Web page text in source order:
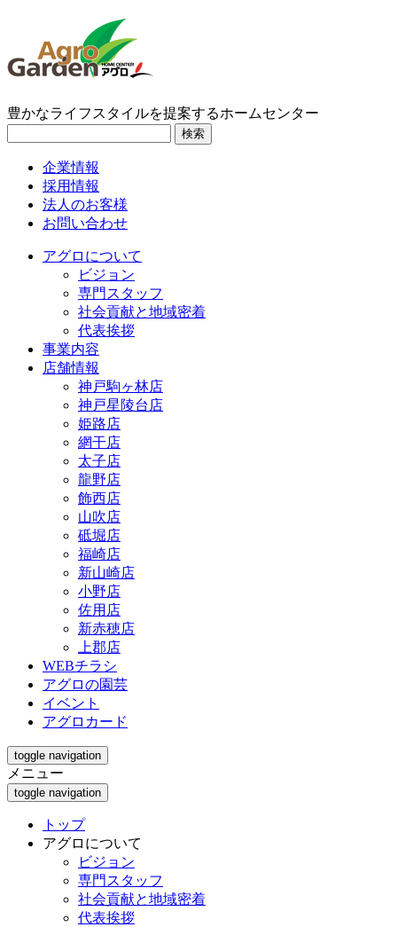
豊かなライフスタイルを提案するホームセンター
検索
企業情報
採用情報
法人のお客様
お問い合わせ
アグロについて
ビジョン
専門スタッフ
社会貢献と地域密着
代表挨拶
事業内容
店舗情報
神戸駒ヶ林店
神戸星陵台店
姫路店
網干店
太子店
龍野店
飾西店
山吹店
砥堀店
福崎店
新山崎店
小野店
佐用店
新赤穂店
上郡店
WEBチラシ
アグロの園芸
イベント
アグロカード
toggle navigation
メニュー
toggle navigation
トップ
アグロについて
ビジョン
専門スタッフ
社会貢献と地域密着
代表挨拶